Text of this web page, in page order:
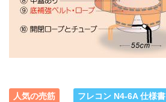
人気の売筋 フレコン N4-6A 仕様書